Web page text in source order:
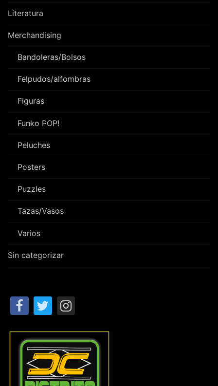
Literatura
Merchandising
Bandoleras/Bolsos
Felpudos/alfombras
Figuras
Funko POP!
Peluches
Posters
Puzzles
Tazas/Vasos
Varios
Sin categorizar